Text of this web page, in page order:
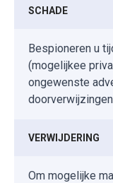
SCHADE
Bespioneren u
(mogelijkee
ongewenste
VERWIJDERING
Om mogelijke